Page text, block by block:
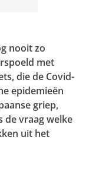
nooit zo
met
die de Covid-
epidemieën
griep,
de vraag welke
uit het